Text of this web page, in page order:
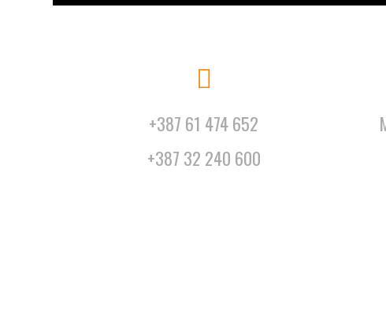
+387 61 474 652
+387 32 240 600